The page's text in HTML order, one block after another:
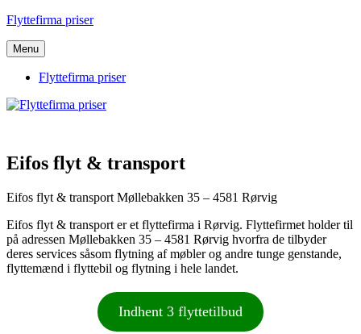
Videre
indhold
Flyttefirma priser
Menu
Flyttefirma priser
Eifos flyt & transport
Eifos flyt & transport Møllebakken 35 – 4581 Rørvig
Eifos flyt & transport er et flyttefirma i Rørvig. Flyttefirmet holder til
på adressen Møllebakken 35 – 4581 Rørvig hvorfra de tilbyder
deres services såsom flytning af møbler og andre tunge genstande,
flyttemænd i flyttebil og flytning i hele landet.
Indhent 3 flyttetilbud